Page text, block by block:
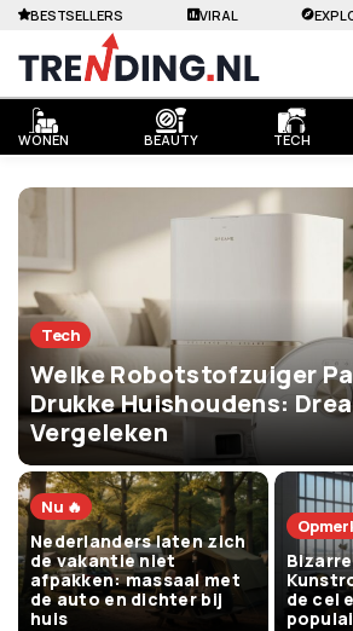
WONEN BEAUTY TECH
BESTSELLERS VIRAL
Tech
Welke Robotstofzuiger
Drukke Huishoudens:
Vergeleken
Nu 🔥
Nederlanders laten zich
de vakantie niet
afpakken: massaal met
de auto en dichter bij
huis
de cel